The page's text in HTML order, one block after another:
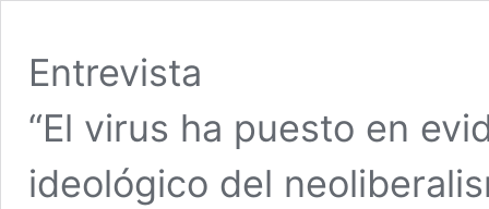
Entrevista
“El virus ha puesto en
ideológico del